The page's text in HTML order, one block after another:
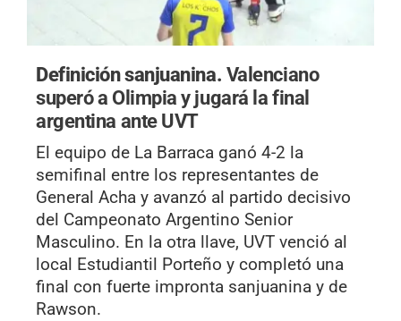
Definición sanjuanina. Valenciano
superó a Olimpia y jugará la final
argentina ante UVT
El equipo de La Barraca ganó 4-2 la
semifinal entre los representantes de
General Acha y avanzó al partido decisivo
del Campeonato Argentino Senior
Masculino. En la otra llave, UVT venció al
local Estudiantil Porteño y completó una
final con fuerte impronta sanjuanina y de
Rawson.